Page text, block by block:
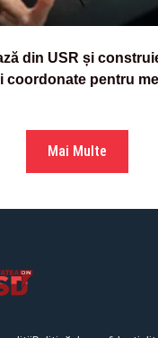
din USR și
coordonate pentru
Mai Multe